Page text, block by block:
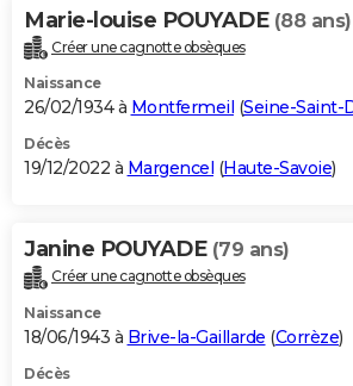
Marie-louise POUYADE (88 ans)
Créer une cagnotte obsèques
Naissance
26/02/1934 à Montfermeil (Seine-Saint-
Décès
19/12/2022 à Margencel (Haute-Savoie)
Janine POUYADE (79 ans)
Créer une cagnotte obsèques
Naissance
18/06/1943 à Brive-la-Gaillarde (Corrèze)
Décès